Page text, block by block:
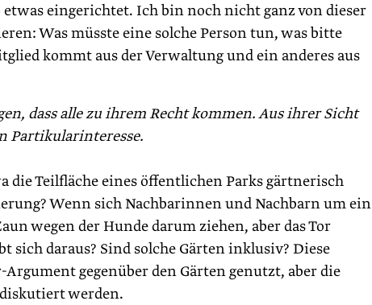
eingerichtet. Ich bin noch nicht ganz von dieser
Was müsste eine solche Person tun, was bitte
kommt aus der Verwaltung und ein anderes aus
dass alle zu ihrem Recht kommen. Aus ihrer Sicht
Partikularinteresse.
Teilfläche eines öffentlichen Parks gärtnerisch
Wenn sich Nachbarinnen und Nachbarn um ein
wegen der Hunde darum ziehen, aber das Tor
sich daraus? Sind solche Gärten inklusiv? Diese
gegenüber den Gärten genutzt, aber die
werden.